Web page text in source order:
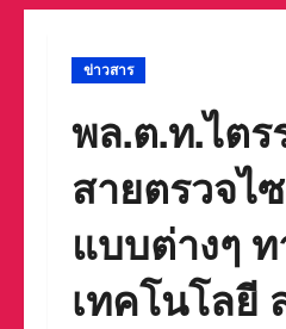
ข่าวสาร
พล.ต.ท.ไต
สายตรวจไ
แบบต่างๆ
เทคโนโลยี